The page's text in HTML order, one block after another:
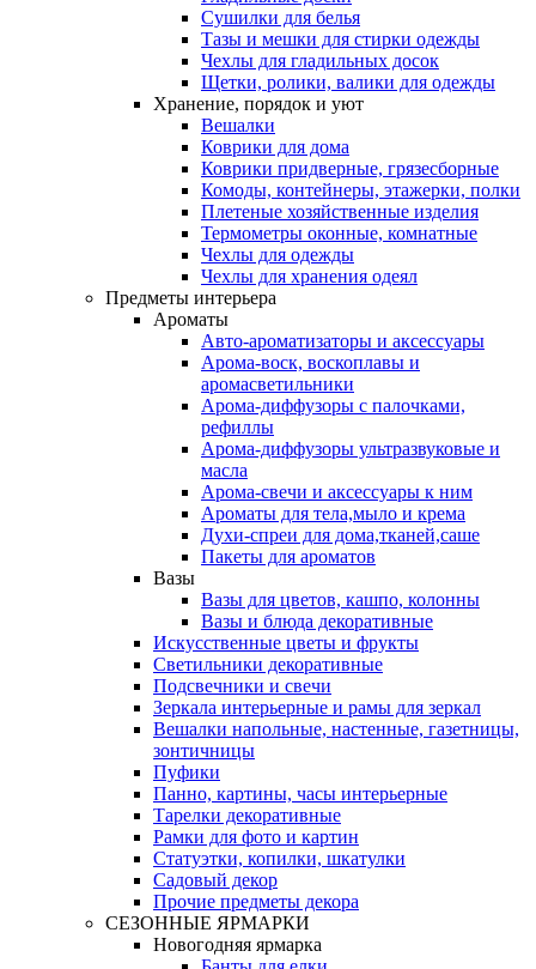
Сушилки для белья
Тазы и мешки для стирки одежды
Чехлы для гладильных досок
Щетки, ролики, валики для одежды
Хранение, порядок и уют
Вешалки
Коврики для дома
Коврики придверные, грязесборные
Комоды, контейнеры, этажерки, полки
Плетеные хозяйственные изделия
Термометры оконные, комнатные
Чехлы для одежды
Чехлы для хранения одеял
Предметы интерьера
Ароматы
Авто-ароматизаторы и аксессуары
Арома-воск, воскоплавы и
аромасветильники
Арома-диффузоры с палочками,
рефиллы
Арома-диффузоры ультразвуковые и
масла
Арома-свечи и аксессуары к ним
Ароматы для тела,мыло и крема
Духи-спреи для дома,тканей,саше
Пакеты для ароматов
Вазы
Вазы для цветов, кашпо, колонны
Вазы и блюда декоративные
Искусственные цветы и фрукты
Светильники декоративные
Подсвечники и свечи
Зеркала интерьерные и рамы для зеркал
Вешалки напольные, настенные, газетницы,
зонтичницы
Пуфики
Панно, картины, часы интерьерные
Тарелки декоративные
Рамки для фото и картин
Статуэтки, копилки, шкатулки
Садовый декор
Прочие предметы декора
СЕЗОННЫЕ ЯРМАРКИ
Новогодняя ярмарка